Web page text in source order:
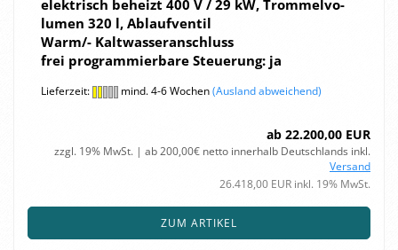
elek­trisch be­heizt 400 V / 29 kW, Trom­mel­vo­
lu­men 320 l, Ab­lauf­ven­til
Warm/- Kalt­was­ser­an­schluss
frei pro­gram­mier­ba­re Steue­rung: ja
Lieferzeit: mind. 4-6 Wochen(Ausland abweichend)
ab 22.200,00 EUR
zzgl. 19% MwSt. | ab 200,00€ netto innerhalb Deutschlands inkl.
Versand
26.418,00 EUR inkl. 19% MwSt.
ZUM ARTIKEL